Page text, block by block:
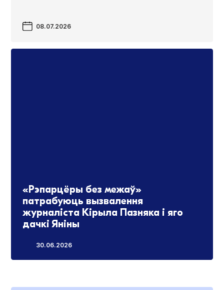
08.07.2026
«Рэпарцёры без межаў»
патрабуюць вызвалення
журналіста Кірыла Пазняка і яго
дачкі Яніны
30.06.2026